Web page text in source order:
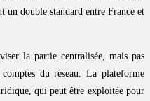
un double standard entre France et
la partie centralisée, mais pas
du réseau. La plateforme
qui peut être exploitée pour